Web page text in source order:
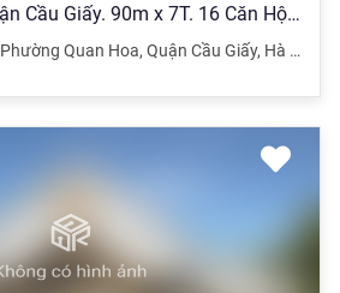
Chung Cư MiNi Quận Cầu Giấy. 90m x 7T. 16 Căn Hộ KK. Dòng Tiền Ổn Định
Phường Quan Hoa, Quận Cầu Giấy, Hà Nội